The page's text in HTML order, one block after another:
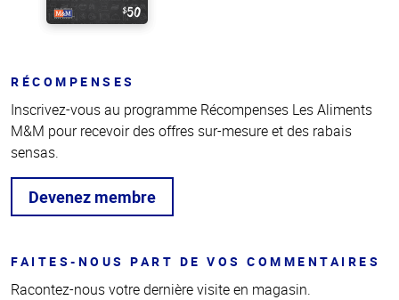
RÉCOMPENSES
Inscrivez-vous au programme Récompenses Les Aliments
M&M pour recevoir des offres sur-mesure et des rabais
sensas.
Devenez membre
FAITES-NOUS PART DE VOS COMMENTAIRES
Racontez-nous votre dernière visite en magasin.